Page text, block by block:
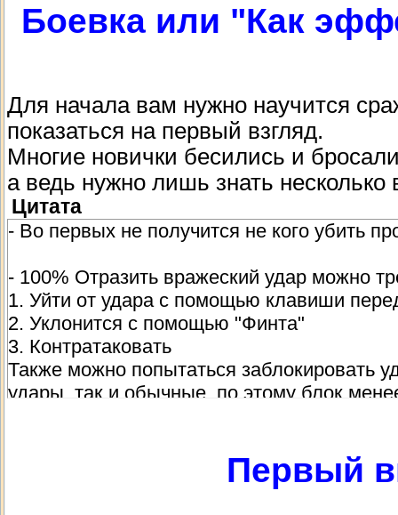
Боевка или "Как
Для начала вам нужно научится
показаться на первый взгляд.
Многие новички бесились и
а ведь нужно лишь знать несколько
Цитата
- Во первых не получится не кого убить
- 100% Отразить вражеский удар можно
1. Уйти от удара с помощью клавиши
2. Уклонится с помощью "Финта"
3. Контратаковать
Также можно попытаться заблокировать
удары, так и обычные, по этому блок
Это называется "Закликать или
Первый